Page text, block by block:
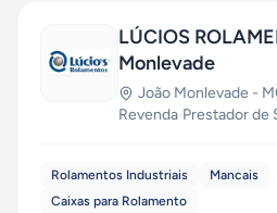
LÚCIOS
Monlevade
João Monlevade -
Revenda·Prestador de
Rolamentos Industriais
Mancais
Caixas para Rolamento